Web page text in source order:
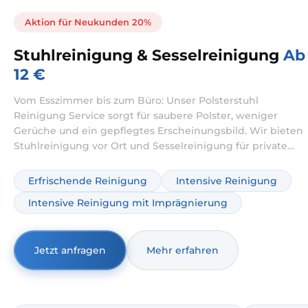
Aktion für Neukunden 20%
Stuhlreinigung & Sesselreinigung Ab
12 €
Vom Esszimmer bis zum Büro: Unser Polsterstuhl
Reinigung Service sorgt für saubere Polster, weniger
Gerüche und ein gepflegtes Erscheinungsbild. Wir bieten
Stuhlreinigung vor Ort und Sesselreinigung für private
und planbar. Wenn Sie Stühle reinigen lassen möchten,
entfernen wir Flecken und Gerüche schonend und
abgestimmt auf Stoff, Mischgewebe oder empfindliche
Erfrischende Reinigung
Intensive Reinigung
Intensive Reinigung mit Imprägnierung
Jetzt anfragen Mehr erfahren